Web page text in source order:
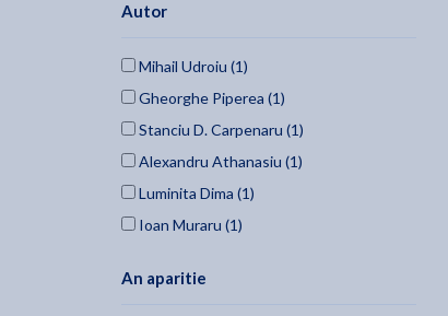
Autor
Mihail Udroiu (1)
Gheorghe Piperea (1)
Stanciu D. Carpenaru (1)
Alexandru Athanasiu (1)
Luminita Dima (1)
Ioan Muraru (1)
Magda Volonciu (1)
An aparitie